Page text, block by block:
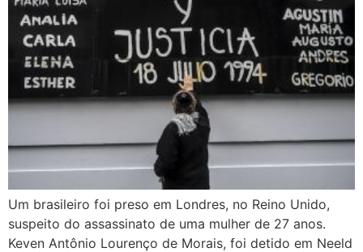
Um brasileiro foi preso em Londres, no Reino Unido,
suspeito do assassinato de uma mulher de 27 anos.
Keven Antônio Lourenço de Morais, foi detido em Neeld